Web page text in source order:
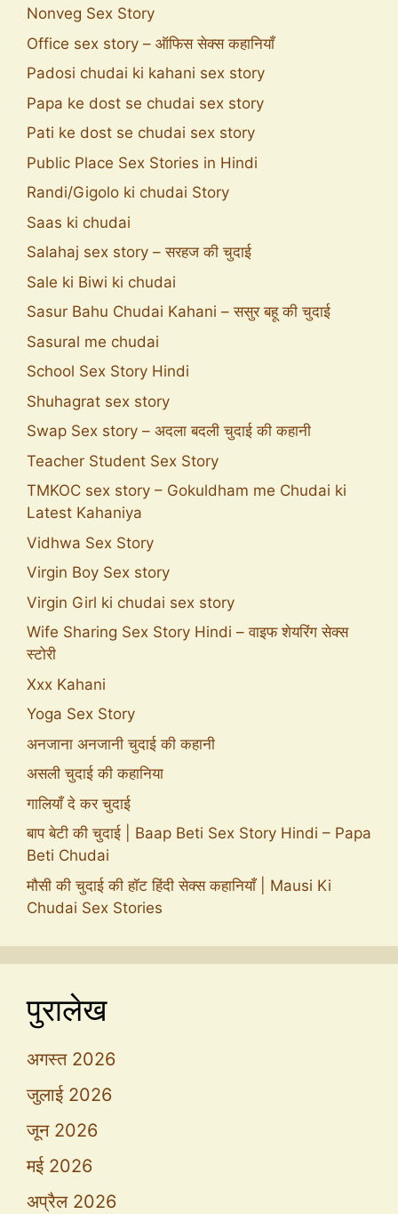
Nonveg Sex Story
Office sex story – ऑफिस सेक्स कहानियाँ
Padosi chudai ki kahani sex story
Papa ke dost se chudai sex story
Pati ke dost se chudai sex story
Public Place Sex Stories in Hindi
Randi/Gigolo ki chudai Story
Saas ki chudai
Salahaj sex story – सरहज की चुदाई
Sale ki Biwi ki chudai
Sasur Bahu Chudai Kahani – ससुर बहू की चुदाई
Sasural me chudai
School Sex Story Hindi
Shuhagrat sex story
Swap Sex story – अदला बदली चुदाई की कहानी
Teacher Student Sex Story
TMKOC sex story – Gokuldham me Chudai ki
Latest Kahaniya
Vidhwa Sex Story
Virgin Boy Sex story
Virgin Girl ki chudai sex story
Wife Sharing Sex Story Hindi – वाइफ शेयरिंग सेक्स
स्टोरी
Xxx Kahani
Yoga Sex Story
अनजाना अनजानी चुदाई की कहानी
असली चुदाई की कहानिया
गालियाँ दे कर चुदाई
बाप बेटी की चुदाई | Baap Beti Sex Story Hindi – Papa
Beti Chudai
मौसी की चुदाई की हॉट हिंदी सेक्स कहानियाँ | Mausi Ki
Chudai Sex Stories
पुरालेख
अगस्त 2026
जुलाई 2026
जून 2026
मई 2026
अप्रैल 2026